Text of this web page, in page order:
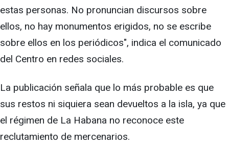
estas personas. No pronuncian discursos sobre
ellos, no hay monumentos erigidos, no se escribe
sobre ellos en los periódicos", indica el comunicado
del Centro en redes sociales.
La publicación señala que lo más probable es que
sus restos ni siquiera sean devueltos a la isla, ya que
el régimen de La Habana no reconoce este
reclutamiento de mercenarios.